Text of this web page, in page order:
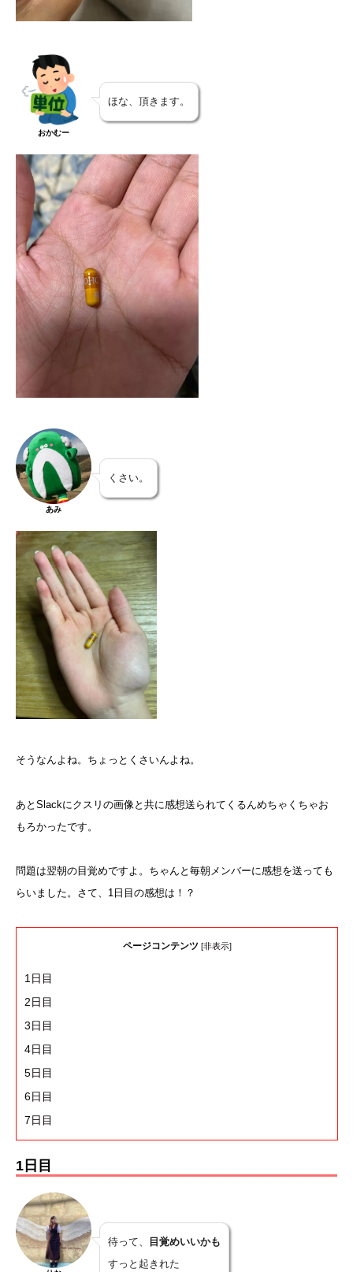
おかむー
ほな、頂きます。
あみ
くさい。
そうなんよね。ちょっとくさいんよね。
あとSlackにクスリの画像と共に感想送られてくるんめちゃくちゃお
もろかったです。
問題は翌朝の目覚めですよ。ちゃんと毎朝メンバーに感想を送っても
らいました。さて、1日目の感想は！？
ページコンテンツ [非表示]
1日目
2日目
3日目
4日目
5日目
6日目
7日目
1日目
待って、
目覚めいいかも
すっと起きれた